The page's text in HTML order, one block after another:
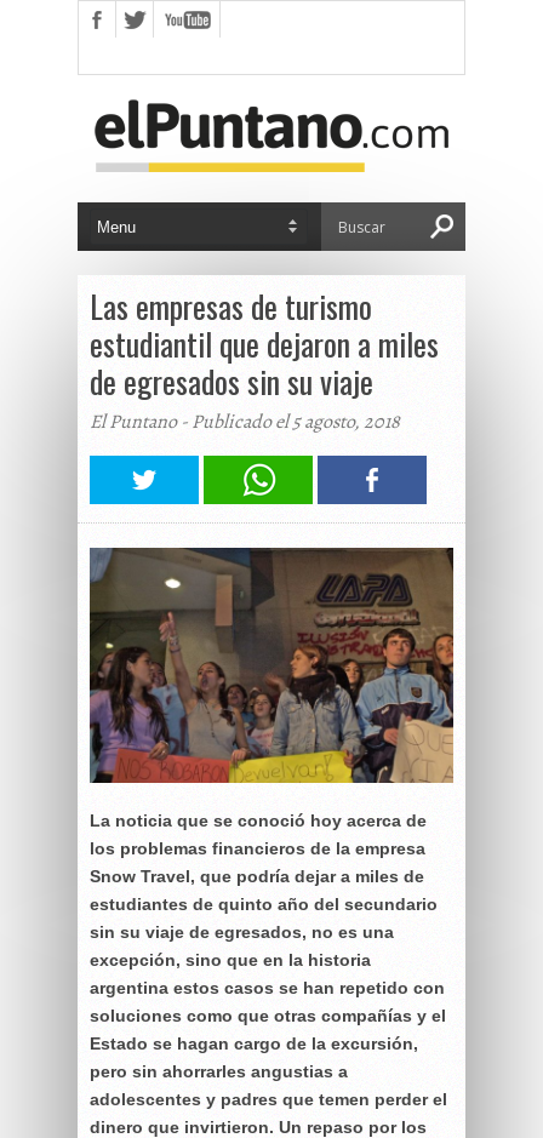
Las empresas de turismo
estudiantil que dejaron a miles
de egresados sin su viaje
El Puntano - Publicado el 5 agosto, 2018
La noticia que se conoció hoy acerca de
los problemas financieros de la empresa
Snow Travel, que podría dejar a miles de
estudiantes de quinto año del secundario
sin su viaje de egresados, no es una
excepción, sino que en la historia
argentina estos casos se han repetido con
soluciones como que otras compañías y el
Estado se hagan cargo de la excursión,
pero sin ahorrarles angustias a
adolescentes y padres que temen perder el
dinero que invirtieron. Un repaso por los